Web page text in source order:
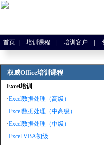
首页 培训课程 | 培训客户 |
权威Office培训课程
Excel培训
·Excel数据处理（高级）
·Excel数据处理（中高级）
·Excel数据处理（中级）
·Excel VBA初级